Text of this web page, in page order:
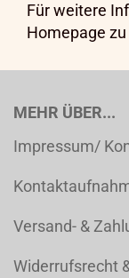
Für weitere
Homepage
MEHR ÜBER...
Impressum/
Versand- &
Widerrufsrecht